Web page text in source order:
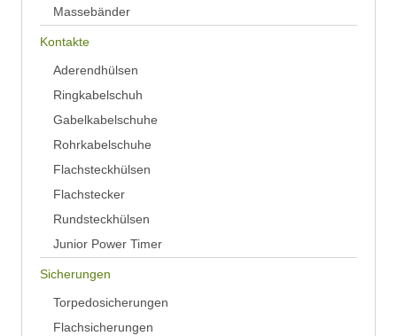
Massebänder
Kontakte
Aderendhülsen
Ringkabelschuh
Gabelkabelschuhe
Rohrkabelschuhe
Flachsteckhülsen
Flachstecker
Rundsteckhülsen
Junior Power Timer
Sicherungen
Torpedosicherungen
Flachsicherungen